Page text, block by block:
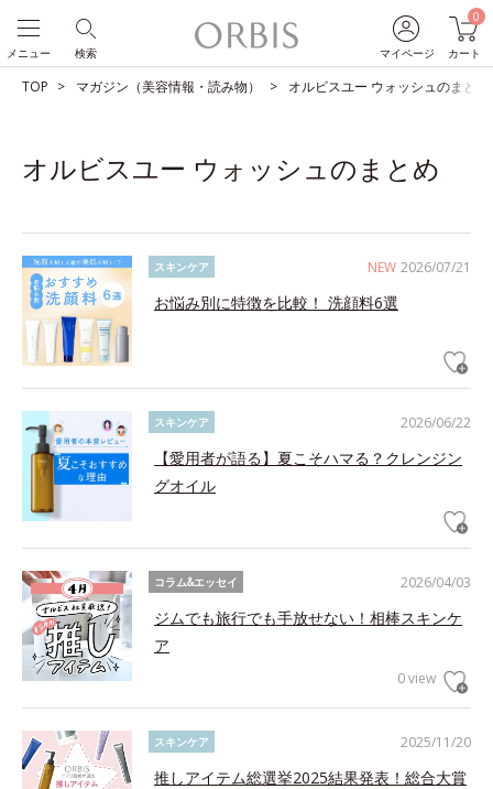
マイページ
0
カート
検索
メニュー
TOP マガジン（美容情報・読み物） オルビスユー ウォッシュのまとめ
オルビスユー ウォッシュのまとめ
NEW 2026/07/21
スキンケア
お悩み別に特徴を比較！ 洗顔料6選
2026/06/22
スキンケア
【愛用者が語る】夏こそハマる？クレンジン
グオイル
2026/04/03
コラム&エッセイ
ジムでも旅行でも手放せない！相棒スキンケ
ア
0 view
2025/11/20
スキンケア
推しアイテム総選挙2025結果発表！総合大賞